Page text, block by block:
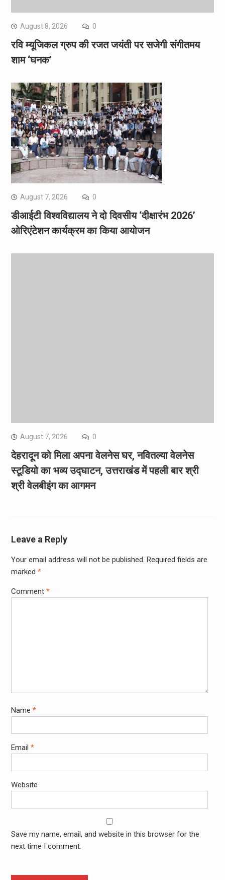
August 8, 2026 0
रवि म्यूजिकल ग्रुप की रजत जयंती पर सजेगी संगीतमय
शाम ‘घनक’
August 7, 2026 0
डीआईटी विश्वविद्यालय ने दो दिवसीय ‘दीक्षारंभ 2026’
ओरिएंटेशन कार्यक्रम का किया आयोजन
August 7, 2026 0
देहरादून को मिला अपना वेलनेस घर, नवितल्या वेलनेस
स्टूडियो का भव्य उद्घाटन, उत्तराखंड में पहली बार श्री
श्री वेलबीइंग का आगमन
Leave a Reply
Your email address will not be published. Required fields are
marked *
Comment *
Name *
Email *
Website
Save my name, email, and website in this browser for the
next time I comment.